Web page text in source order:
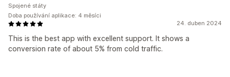
24. duben 2024
This is the best app with excellent support. It shows a
conversion rate of about 5% from cold traffic.
Spojené státy
Doba používání aplikace: 4 měsíci